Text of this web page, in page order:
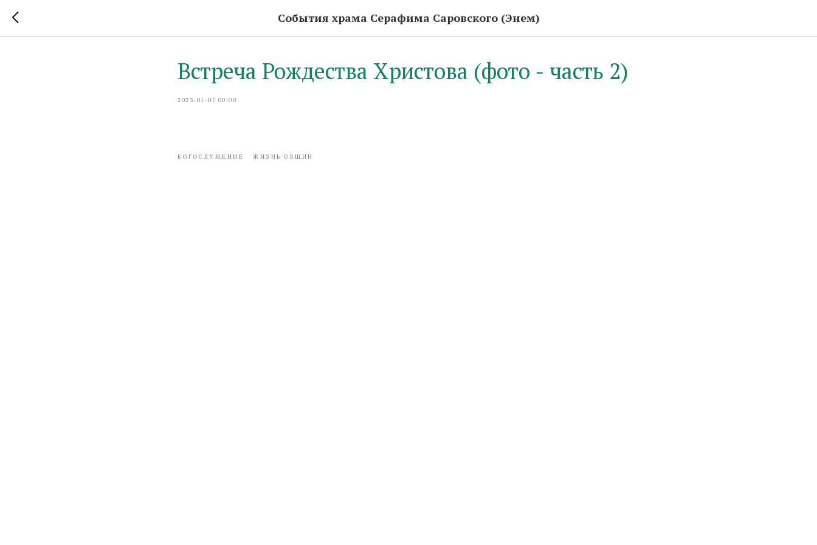
События храма Серафима Саровского (Энем)
Встреча Рождества Христова (фото - часть 2)
2023-01-07 00:00
БОГОСЛУЖЕНИЕ ЖИЗНЬ ОБЩИН